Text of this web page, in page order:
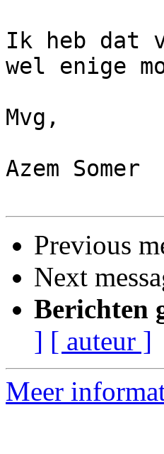
Ik heb dat
wel enige
Mvg,
Azem Somer
Previous
Next
Berichten
] [ auteur ]
Meer